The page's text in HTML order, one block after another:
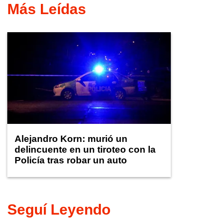
Más Leídas
Alejandro Korn: murió un
delincuente en un tiroteo con la
Policía tras robar un auto
Seguí Leyendo